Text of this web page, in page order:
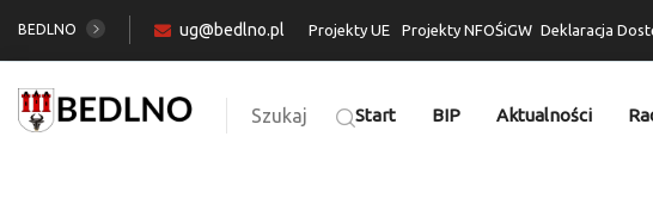
BEDLNO ug@bedlno.pl Projekty UE Projekty NFOŚiGW Deklaracja
Szukaj Start BIP Aktualności